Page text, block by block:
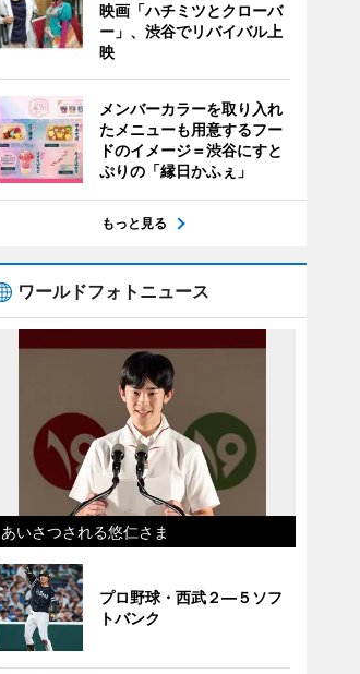
映画「ハチミツとクローバ
ー」、渋谷でリバイバル上
映
メンバーカラーを取り入れ
たメニューも用意するフー
ドのイメージ＝渋谷にすと
ぷりの「縁日かふぇ」
もっと見る
ワールドフォトニュース
あいさつされる悠仁さま
プロ野球・西武２―５ソフ
トバンク